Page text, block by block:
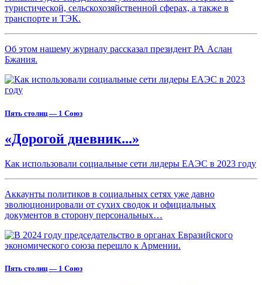
туристической, сельскохозяйственной сферах, а также в
транспорте и ТЭК.
Об этом нашему журналу рассказал президент РА Аслан
Бжания.
Пять столиц — 1 Союз
«Дорогой дневник...»
Как использовали социальные сети лидеры ЕАЭС в 2023 году
Аккаунты политиков в социальных сетях уже давно
эволюционировали от сухих сводок и официальных
документов в сторону персональных…
Пять столиц — 1 Союз